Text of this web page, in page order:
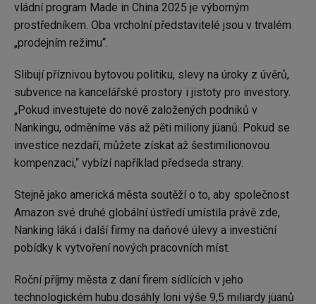
vládní program Made in China 2025 je výborným
prostředníkem. Oba vrcholní představitelé jsou v trvalém
„prodejním režimu“.
Slibují příznivou bytovou politiku, slevy na úroky z úvěrů,
subvence na kancelářské prostory i jistoty pro investory.
„Pokud investujete do nově založených podniků v
Nankingu, odměníme vás až pěti miliony jüanů. Pokud se
investice nezdaří, můžete získat až šestimilionovou
kompenzaci,“ vybízí například předseda strany.
Stejně jako americká města soutěží o to, aby společnost
Amazon své druhé globální ústředí umístila právě zde,
Nanking láká i další firmy na daňové úlevy a investiční
pobídky k vytvoření nových pracovních míst.
Roční příjmy města z daní firem sídlících v jeho
technologickém hubu dosáhly loni výše 9,5 miliardy jüanů